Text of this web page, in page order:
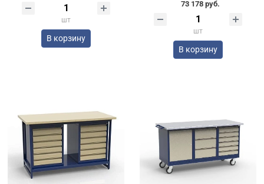
шт
В корзину
73 178 руб.
шт
В корзину